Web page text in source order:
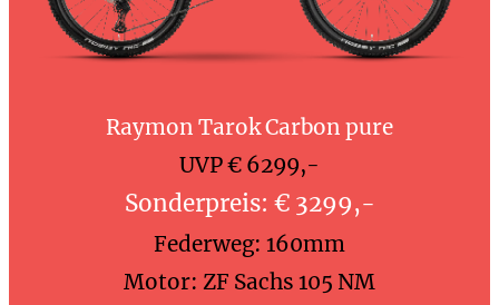
Raymon Tarok Carbon pure
UVP € 6299,-
Sonderpreis: € 3299,-
Federweg: 160mm
Motor: ZF Sachs 105 NM